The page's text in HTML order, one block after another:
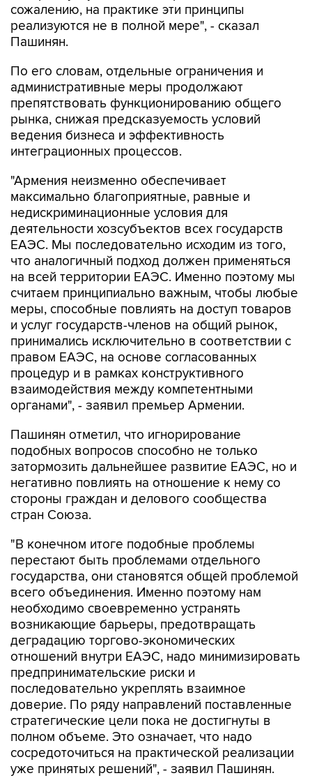
сожалению, на практике эти принципы
реализуются не в полной мере", - сказал
Пашинян.
По его словам, отдельные ограничения и
административные меры продолжают
препятствовать функционированию общего
рынка, снижая предсказуемость условий
ведения бизнеса и эффективность
интеграционных процессов.
"Армения неизменно обеспечивает
максимально благоприятные, равные и
недискриминационные условия для
деятельности хозсубъектов всех государств
ЕАЭС. Мы последовательно исходим из того,
что аналогичный подход должен применяться
на всей территории ЕАЭС. Именно поэтому мы
считаем принципиально важным, чтобы любые
меры, способные повлиять на доступ товаров
и услуг государств-членов на общий рынок,
принимались исключительно в соответствии с
правом ЕАЭС, на основе согласованных
процедур и в рамках конструктивного
взаимодействия между компетентными
органами", - заявил премьер Армении.
Пашинян отметил, что игнорирование
подобных вопросов способно не только
затормозить дальнейшее развитие ЕАЭС, но и
негативно повлиять на отношение к нему со
стороны граждан и делового сообщества
стран Союза.
"В конечном итоге подобные проблемы
перестают быть проблемами отдельного
государства, они становятся общей проблемой
всего объединения. Именно поэтому нам
необходимо своевременно устранять
возникающие барьеры, предотвращать
деградацию торгово-экономических
отношений внутри ЕАЭС, надо минимизировать
предпринимательские риски и
последовательно укреплять взаимное
доверие. По ряду направлений поставленные
стратегические цели пока не достигнуты в
полном объеме. Это означает, что надо
сосредоточиться на практической реализации
уже принятых решений", - заявил Пашинян.